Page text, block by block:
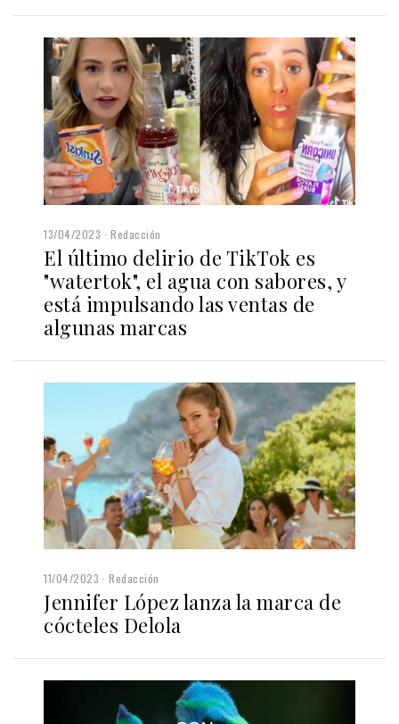
13/04/2023 Redacción
El último delirio de TikTok es
"watertok", el agua con sabores, y
está impulsando las ventas de
algunas marcas
11/04/2023 Redacción
Jennifer López lanza la marca de
cócteles Delola